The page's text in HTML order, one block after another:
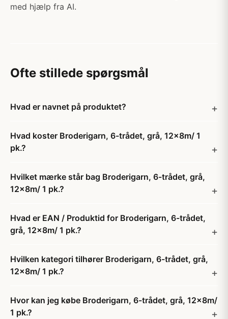
med hjælp fra AI.
Ofte stillede spørgsmål
Hvad er navnet på produktet?
Hvad koster Broderigarn, 6-trådet, grå, 12x8m/ 1
pk.?
Hvilket mærke står bag Broderigarn, 6-trådet, grå,
12x8m/ 1 pk.?
Hvad er EAN / Produktid for Broderigarn, 6-trådet,
grå, 12x8m/ 1 pk.?
Hvilken kategori tilhører Broderigarn, 6-trådet, grå,
12x8m/ 1 pk.?
Hvor kan jeg købe Broderigarn, 6-trådet, grå, 12x8m/
1 pk.?